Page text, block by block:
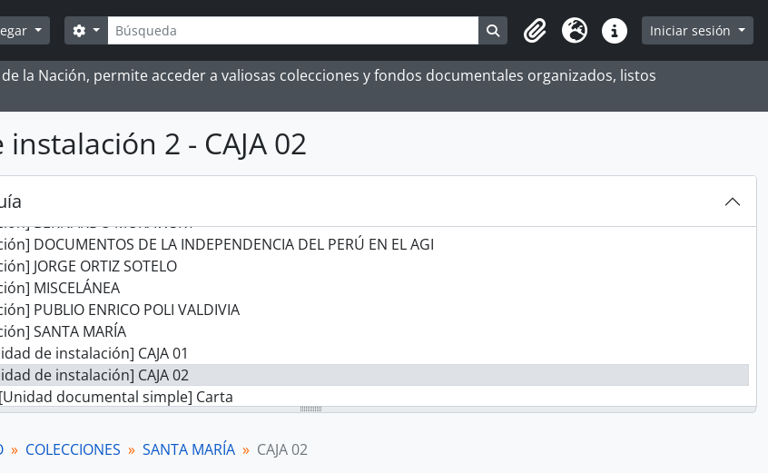
Búsqueda
Search options Search in browse page
Portapapeles
Idioma Enlaces rápidos
Iniciar sesión
la Nación, permite acceder a valiosas colecciones y fondos documentales organizados, listos
2 - CAJA 02
ARCHIVO HISTÓRICO
documental] FONDOS INSTITUCIONALES
documental] PROTOCOLOS NOTARIALES
documental] COLECCIONES
ALBERTO ROSAS SILES
ALFONSO MADALENGOITIA ALBRECHT
ANGÉLICA PALMA
BERNARDO MORAWSKY
DOCUMENTOS DE LA INDEPENDENCIA DEL PERÚ EN EL AGI
JORGE ORTIZ SOTELO
MISCELÁNEA
PUBLIO ENRICO POLI VALDIVIA
SANTA MARÍA
de instalación] CAJA 01
de instalación] CAJA 02
[Unidad documental simple] Carta
documental simple] Carta de poder
documental simple] Petición
COLECCIONES SANTA MARÍA CAJA 02